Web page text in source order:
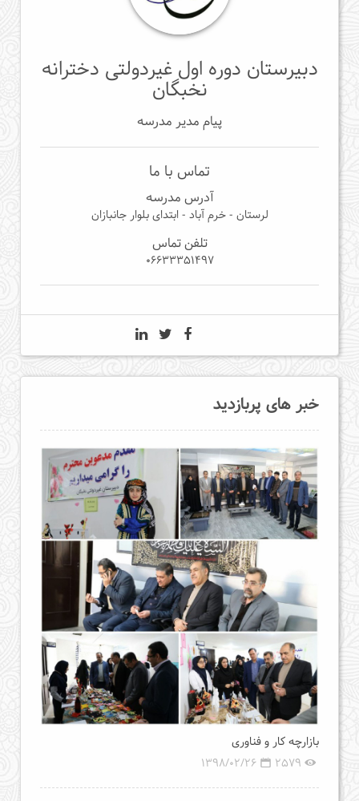
دبیرستان دوره اول غیردولتی دخترانه
نخبگان
پیام مدیر مدرسه
تماس با ما
آدرس مدرسه
لرستان - خرم آباد - ابتدای بلوار جانبازان
تلفن تماس
06633351497
خبر های پربازدید
بازارچه کار و فناوری
2579
1398/02/26